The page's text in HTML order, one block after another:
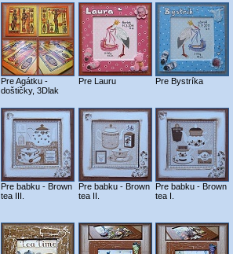
Pre Agátku -
doštičky, 3Dlak
Pre Lauru Pre Bystríka
Pre babku - Brown
tea III.
Pre babku - Brown
tea II.
Pre babku - Brown
tea I.